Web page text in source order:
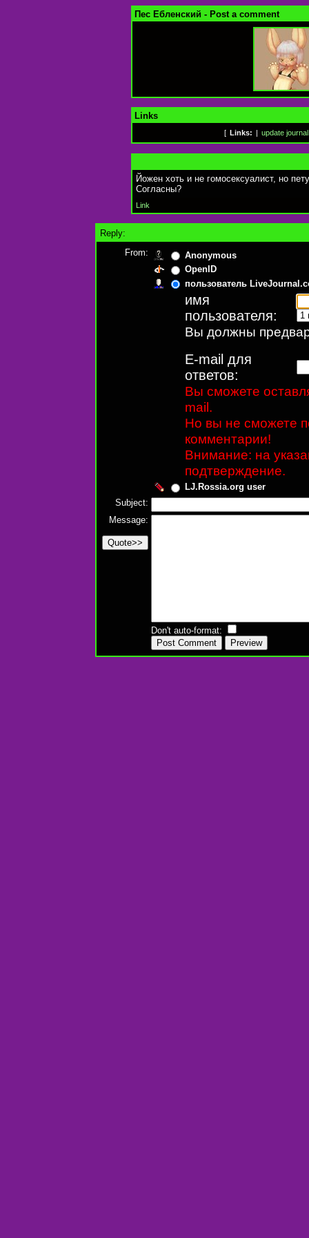
Пес Ебленский - Post a comment
Links
[ Links: update journal
Йожен хоть и не гомосексуалист, но
Согласны?
Link
Reply:
From:
Anonymous
OpenID
пользователь
имя
пользователя:
Вы должны
E-mail для
ответов:
Вы сможете
mail.
Но вы не сможете
комментарии!
Внимание: на
подтверждение.
LJ.Rossia.org user
Subject:
Message:
Don't auto-format: